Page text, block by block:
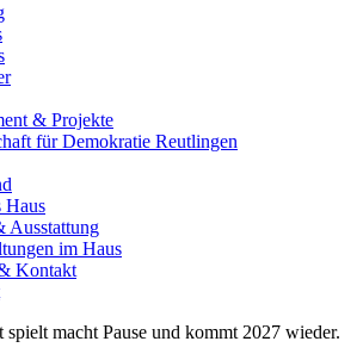
& Projekte
für Demokratie Reutlingen
Haus
Ausstattung
im Haus
Kontakt
spielt macht Pause und kommt 2027 wieder.